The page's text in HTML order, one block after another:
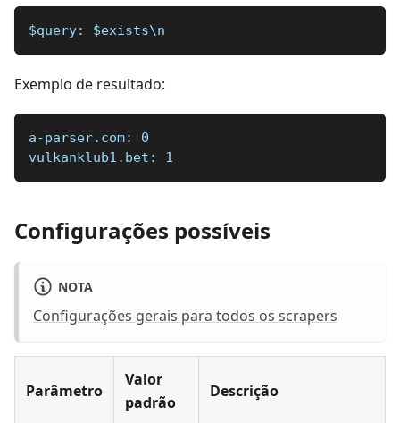
$query: $exists\n
Exemplo de resultado:
a-parser.com: 0
vulkanklub1.bet: 1
Configurações possíveis
NOTA
Configurações gerais para todos os scrapers
Parâmetro
Valor
padrão
Descrição